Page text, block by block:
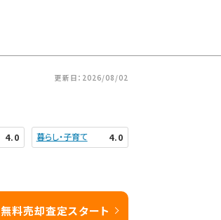
更新日：2026/08/02
4.0 暮らし・子育て 4.0
無料売却査定スタート